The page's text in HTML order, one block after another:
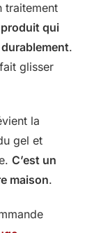
traitement
produit qui
.
glisser
la
gel et
C’est un
maison.